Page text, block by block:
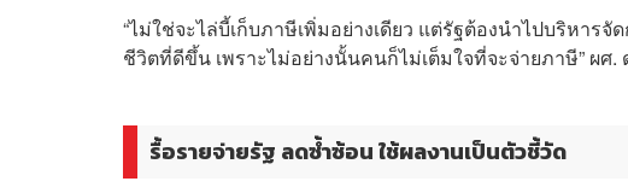
“ไม่ใช่จะไล่บี้เก็บภาษีเพิ่มอย่างเดียว แต่รัฐต้องนำไปบริหา
ชีวิตที่ดีขึ้น เพราะไม่อย่างนั้นคนก็ไม่เต็มใจที่จะจ่ายภาษี” ผศ.
รื้อรายจ่ายรัฐ ลดซ้ำซ้อน ใช้ผลงานเป็นตัวชี้วัด